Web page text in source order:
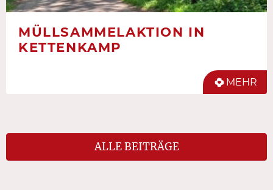
MÜLLSAMMELAKTION IN
KETTENKAMP
MEHR
ALLE BEITRÄGE